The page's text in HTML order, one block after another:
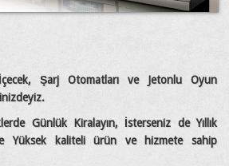
Şarj Otomatları ve Jetonlu Oyun
Günlük Kiralayın, İsterseniz de Yıllık
Yüksek kaliteli ürün ve hizmete sahip